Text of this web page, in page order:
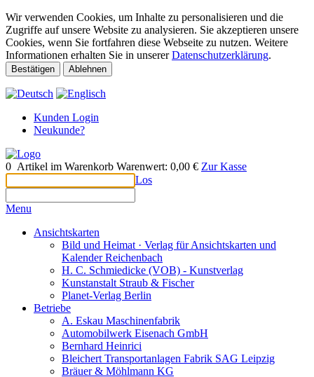
Wir verwenden Cookies, um Inhalte zu personalisieren und die
Zugriffe auf unsere Website zu analysieren. Sie akzeptieren unsere
Cookies, wenn Sie fortfahren diese Webseite zu nutzen. Weitere
Informationen erhalten Sie in unsererDatenschutzerklärung.
Bestätigen Ablehnen
Kunden Login
Neukunde?
0 Artikel im Warenkorb Warenwert: 0,00 € Zur Kasse
Los
Menu
Ansichtskarten
Bild und Heimat · Verlag für Ansichtskarten und
Kalender Reichenbach
H. C. Schmiedicke (VOB) - Kunstverlag
Kunstanstalt Straub & Fischer
Planet-Verlag Berlin
Betriebe
A. Eskau Maschinenfabrik
Automobilwerk Eisenach GmbH
Bernhard Heinrici
Bleichert Transportanlagen Fabrik SAG Leipzig
Bräuer & Möhlmann KG